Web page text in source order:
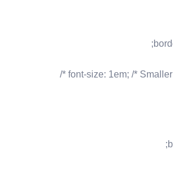
font-size: 1em; /* Smaller